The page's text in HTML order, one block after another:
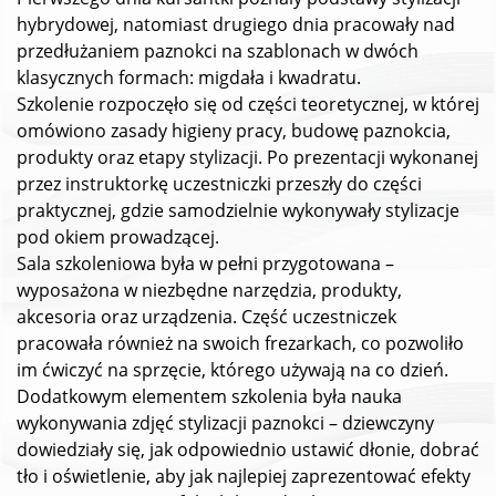
hybrydowej, natomiast drugiego dnia pracowały nad
przedłużaniem paznokci na szablonach w dwóch
klasycznych formach: migdała i kwadratu.
Szkolenie rozpoczęło się od części teoretycznej, w której
omówiono zasady higieny pracy, budowę paznokcia,
produkty oraz etapy stylizacji. Po prezentacji wykonanej
przez instruktorkę uczestniczki przeszły do części
praktycznej, gdzie samodzielnie wykonywały stylizacje
pod okiem prowadzącej.
Sala szkoleniowa była w pełni przygotowana –
wyposażona w niezbędne narzędzia, produkty,
akcesoria oraz urządzenia. Część uczestniczek
pracowała również na swoich frezarkach, co pozwoliło
im ćwiczyć na sprzęcie, którego używają na co dzień.
Dodatkowym elementem szkolenia była nauka
wykonywania zdjęć stylizacji paznokci – dziewczyny
dowiedziały się, jak odpowiednio ustawić dłonie, dobrać
tło i oświetlenie, aby jak najlepiej zaprezentować efekty